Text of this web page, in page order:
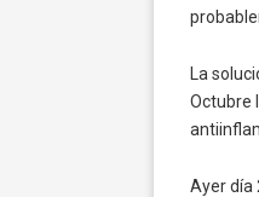
La
Octubre
Ayer día